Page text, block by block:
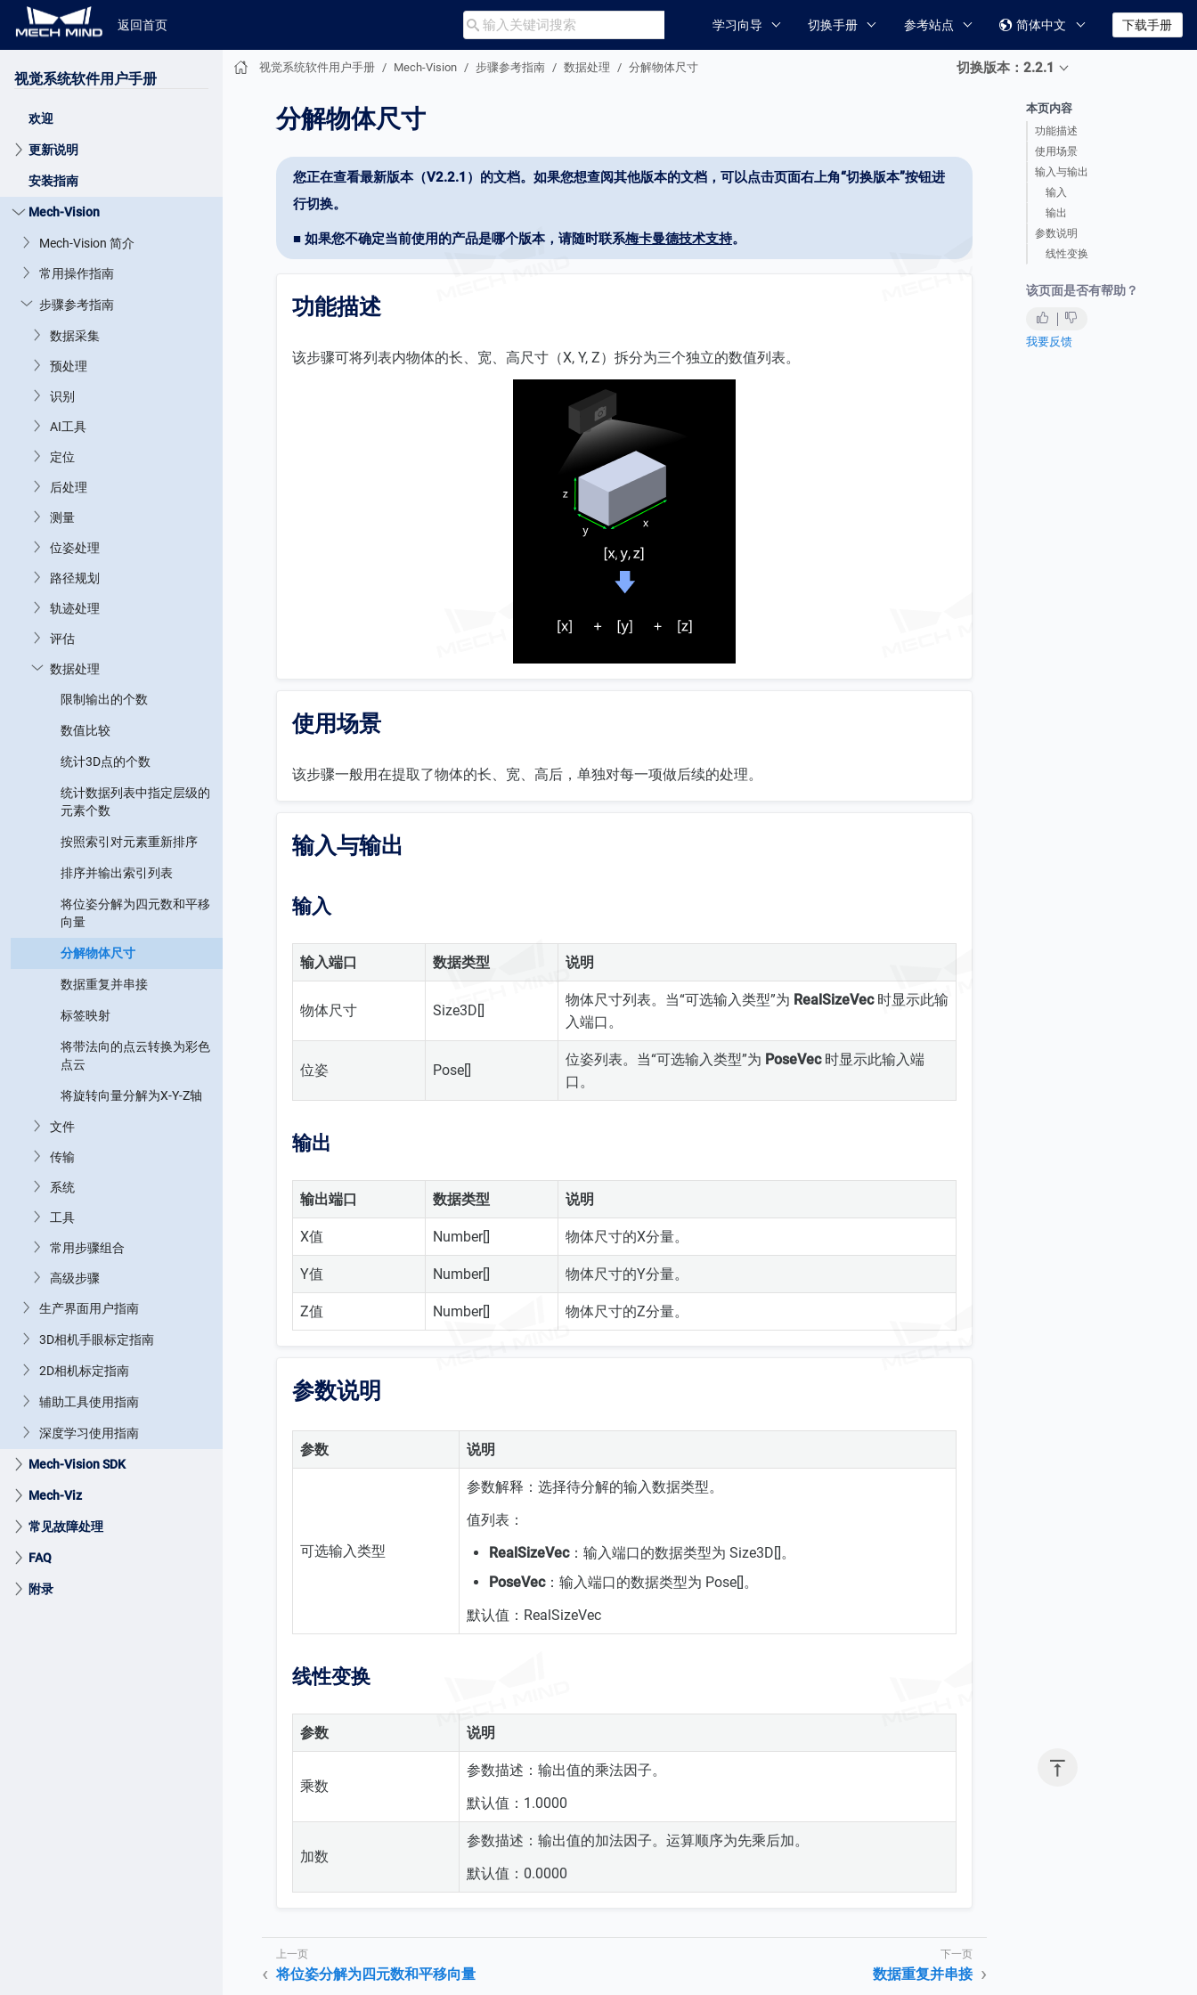
返回首页  学习向导 切换手册 参考站点  简体中文 下载手册
视觉系统软件用户手册
欢迎
更新说明
安装指南
Mech-Vision
Mech-Vision 简介
常用操作指南
步骤参考指南
数据采集
预处理
识别
AI工具
定位
后处理
测量
位姿处理
路径规划
轨迹处理
评估
数据处理
限制输出的个数
数值比较
统计3D点的个数
统计数据列表中指定层级的
元素个数
按照索引对元素重新排序
排序并输出索引列表
将位姿分解为四元数和平移
向量
分解物体尺寸
数据重复并串接
标签映射
将带法向的点云转换为彩色
点云
将旋转向量分解为X-Y-Z轴
文件
传输
系统
工具
常用步骤组合
高级步骤
生产界面用户指南
3D相机手眼标定指南
2D相机标定指南
辅助工具使用指南
深度学习使用指南
Mech-Vision SDK
Mech-Viz
常见故障处理
FAQ
附录
视觉系统软件用户手册 Mech-Vision 步骤参考指南 数据处理 分解物体尺寸 切换版本：2.2.1
本页内容
功能描述
使用场景
输入与输出
输入
输出
参数说明
线性变换
该页面是否有帮助？
我要反馈

分解物体尺寸
您正在查看最新版本（V2.2.1）的文档。如果您想查阅其他版本的文档，可以点击页面右上角“切换版本”按钮进
行切换。
■ 如果您不确定当前使用的产品是哪个版本，请随时联系梅卡曼德技术支持。
功能描述
该步骤可将列表内物体的长、宽、高尺寸（X, Y, Z）拆分为三个独立的数值列表。
使用场景
该步骤一般用在提取了物体的长、宽、高后，单独对每一项做后续的处理。
输入与输出
输入
输入端口 数据类型 说明
物体尺寸 Size3D[]
物体尺寸列表。当“可选输入类型”为 RealSizeVec时显示此输
入端口。
位姿 Pose[]
位姿列表。当“可选输入类型”为 PoseVec时显示此输入端
口。
输出
输出端口 数据类型 说明
X值 Number[] 物体尺寸的X分量。
Y值 Number[] 物体尺寸的Y分量。
Z值 Number[] 物体尺寸的Z分量。
参数说明
参数 说明
可选输入类型
参数解释：选择待分解的输入数据类型。
值列表：
RealSizeVec：输入端口的数据类型为 Size3D[]。
PoseVec：输入端口的数据类型为 Pose[]。
默认值：RealSizeVec
线性变换
参数 说明
乘数
参数描述：输出值的乘法因子。
默认值：1.0000
加数
参数描述：输出值的加法因子。运算顺序为先乘后加。
默认值：0.0000
将位姿分解为四元数和平移向量 数据重复并串接